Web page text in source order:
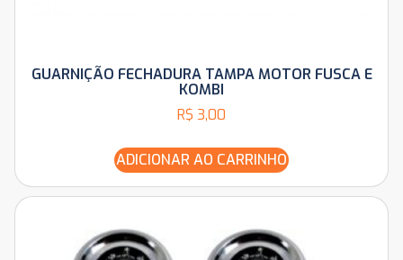
GUARNIÇÃO FECHADURA TAMPA MOTOR FUSCA E
KOMBI
R$ 3,00
ADICIONAR AO CARRINHO